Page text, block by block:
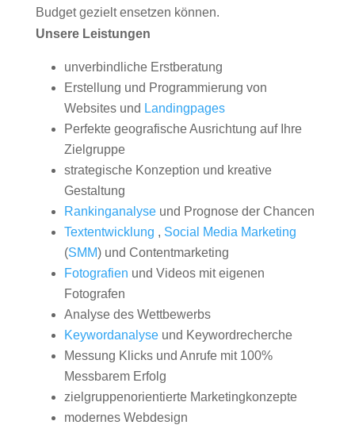
Budget gezielt ensetzen können.
Unsere Leistungen
unverbindliche Erstberatung
Erstellung und Programmierung von
Websites und Landingpages
Perfekte geografische Ausrichtung auf Ihre
Zielgruppe
strategische Konzeption und kreative
Gestaltung
Rankinganalyseund Prognose der Chancen
Textentwicklung , Social Media Marketing
(SMM) und Contentmarketing
Fotografien und Videos mit eigenen
Fotografen
Analyse des Wettbewerbs
Keywordanalyseund Keywordrecherche
Messung Klicks und Anrufe mit 100%
Messbarem Erfolg
zielgruppenorientierte Marketingkonzepte
modernes Webdesign